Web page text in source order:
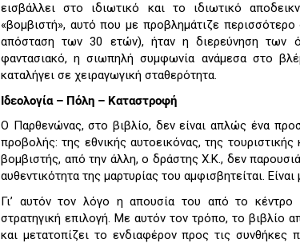
εισβάλλει στο ιδιωτικό και το ιδιωτικό
«βομβιστή», αυτό που με προβλημάτιζε
απόσταση των 30 ετών), ήταν η διερεύνηση των
φαντασιακό, η σιωπηλή συμφωνία ανάμεσα στο
καταλήγει σε χειραγωγική σταθερότητα.
Ιδεολογία – Πόλη – Καταστροφή
Ο Παρθενώνας, στο βιβλίο, δεν είναι απλώς ένα
προβολής: της εθνικής αυτοεικόνας, της
βομβιστής, από την άλλη, ο δράστης Χ.Κ., δεν
αυθεντικότητα της μαρτυρίας του αμφισβητείται.
Γι’ αυτόν τον λόγο η απουσία του από το κέντρο
στρατηγική επιλογή. Με αυτόν τον τρόπο, το βιβλίο
και μετατοπίζει το ενδιαφέρον προς τις συνθήκες